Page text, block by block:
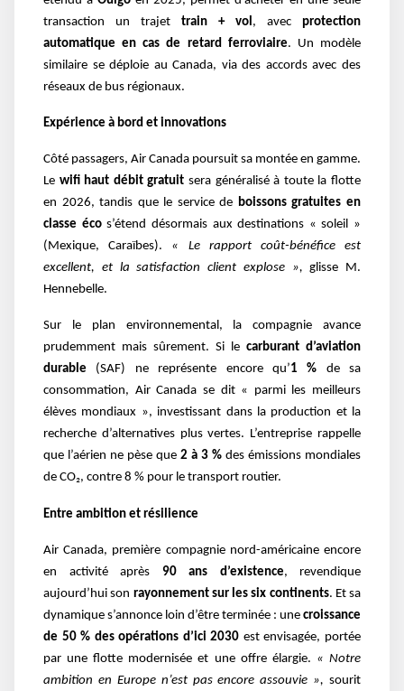
transaction un trajet train + vol , avec protection
automatique en cas de retard ferroviaire. Un modèle
similaire se déploie au Canada, via des accords avec des
réseaux de bus régionaux.
Expérience à bord et innovations
Côté passagers, Air Canada poursuit sa montée en gamme.
Le wifi haut débit gratuit sera généralisé à toute la flotte
en 2026, tandis que le service de boissons gratuites en
classe écos’étend désormais aux destinations « soleil »
(Mexique, Caraïbes). « Le rapport coût-bénéfice est
excellent, et la satisfaction client explose », glisse M.
Hennebelle.
Sur le plan environnemental, la compagnie avance
prudemment mais sûrement. Si le carburant d’aviation
durable (SAF) ne représente encore qu’1 % de sa
consommation, Air Canada se dit « parmi les meilleurs
élèves mondiaux », investissant dans la production et la
recherche d’alternatives plus vertes. L’entreprise rappelle
que l’aérien ne pèse que 2 à 3 % des émissions mondiales
de CO₂, contre 8 % pour le transport routier.
Entre ambition et résilience
Air Canada, première compagnie nord-américaine encore
en activité après 90 ans d’existence, revendique
aujourd’hui son rayonnement sur les six continents. Et sa
dynamique s’annonce loin d’être terminée : une croissance
de 50 % des opérations d’ici 2030 est envisagée, portée
par une flotte modernisée et une offre élargie. « Notre
ambition en Europe n’est pas encore assouvie », sourit